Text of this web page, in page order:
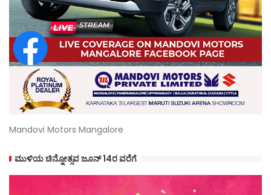
Mandovi Motors Mangalore
ಮುಳಿಯ ಚಿನ್ನೋತ್ಸವ ಜೂನ್ 14ರ ವರೆಗೆ